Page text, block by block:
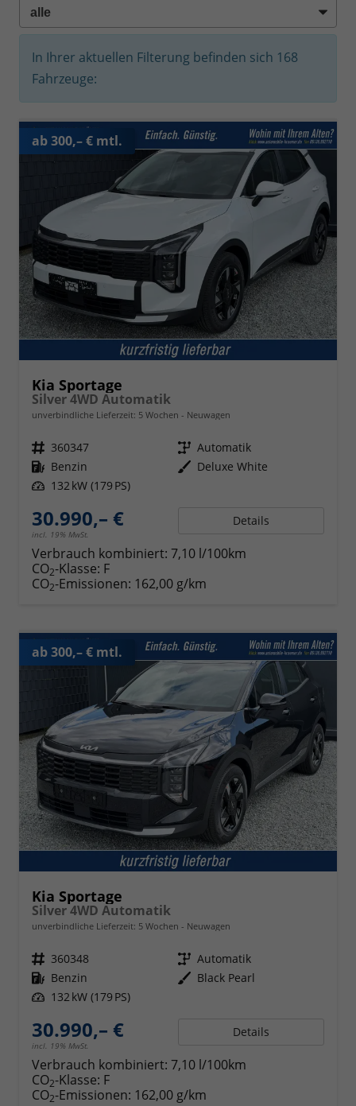
In Ihrer aktuellen Filterung befinden sich 168
Fahrzeuge:
ab 300,– € mtl.
Kia Sportage
Silver 4WD Automatik
unverbindliche Lieferzeit: 5 Wochen Neuwagen
Fahrzeugnr. 360347 Getriebe Automatik
Kraftstoff Benzin Außenfarbe Deluxe White
Leistung 132 kW (179 PS)
30.990,– €
incl. 19% MwSt.
Details
Verbrauch kombiniert: 7,10 l/100km
CO2-Klasse: F
CO2-Emissionen: 162,00 g/km
ab 300,– € mtl.
Kia Sportage
Silver 4WD Automatik
unverbindliche Lieferzeit: 5 Wochen Neuwagen
Fahrzeugnr. 360348 Getriebe Automatik
Kraftstoff Benzin Außenfarbe Black Pearl
Leistung 132 kW (179 PS)
30.990,– €
incl. 19% MwSt.
Details
Verbrauch kombiniert: 7,10 l/100km
CO2-Klasse: F
CO2-Emissionen: 162,00 g/km